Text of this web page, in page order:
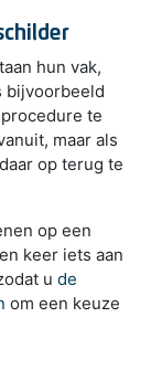
hun vak,
bijvoorbeeld
te
maar als
op terug te
op een
keer iets aan
u de
om een keuze